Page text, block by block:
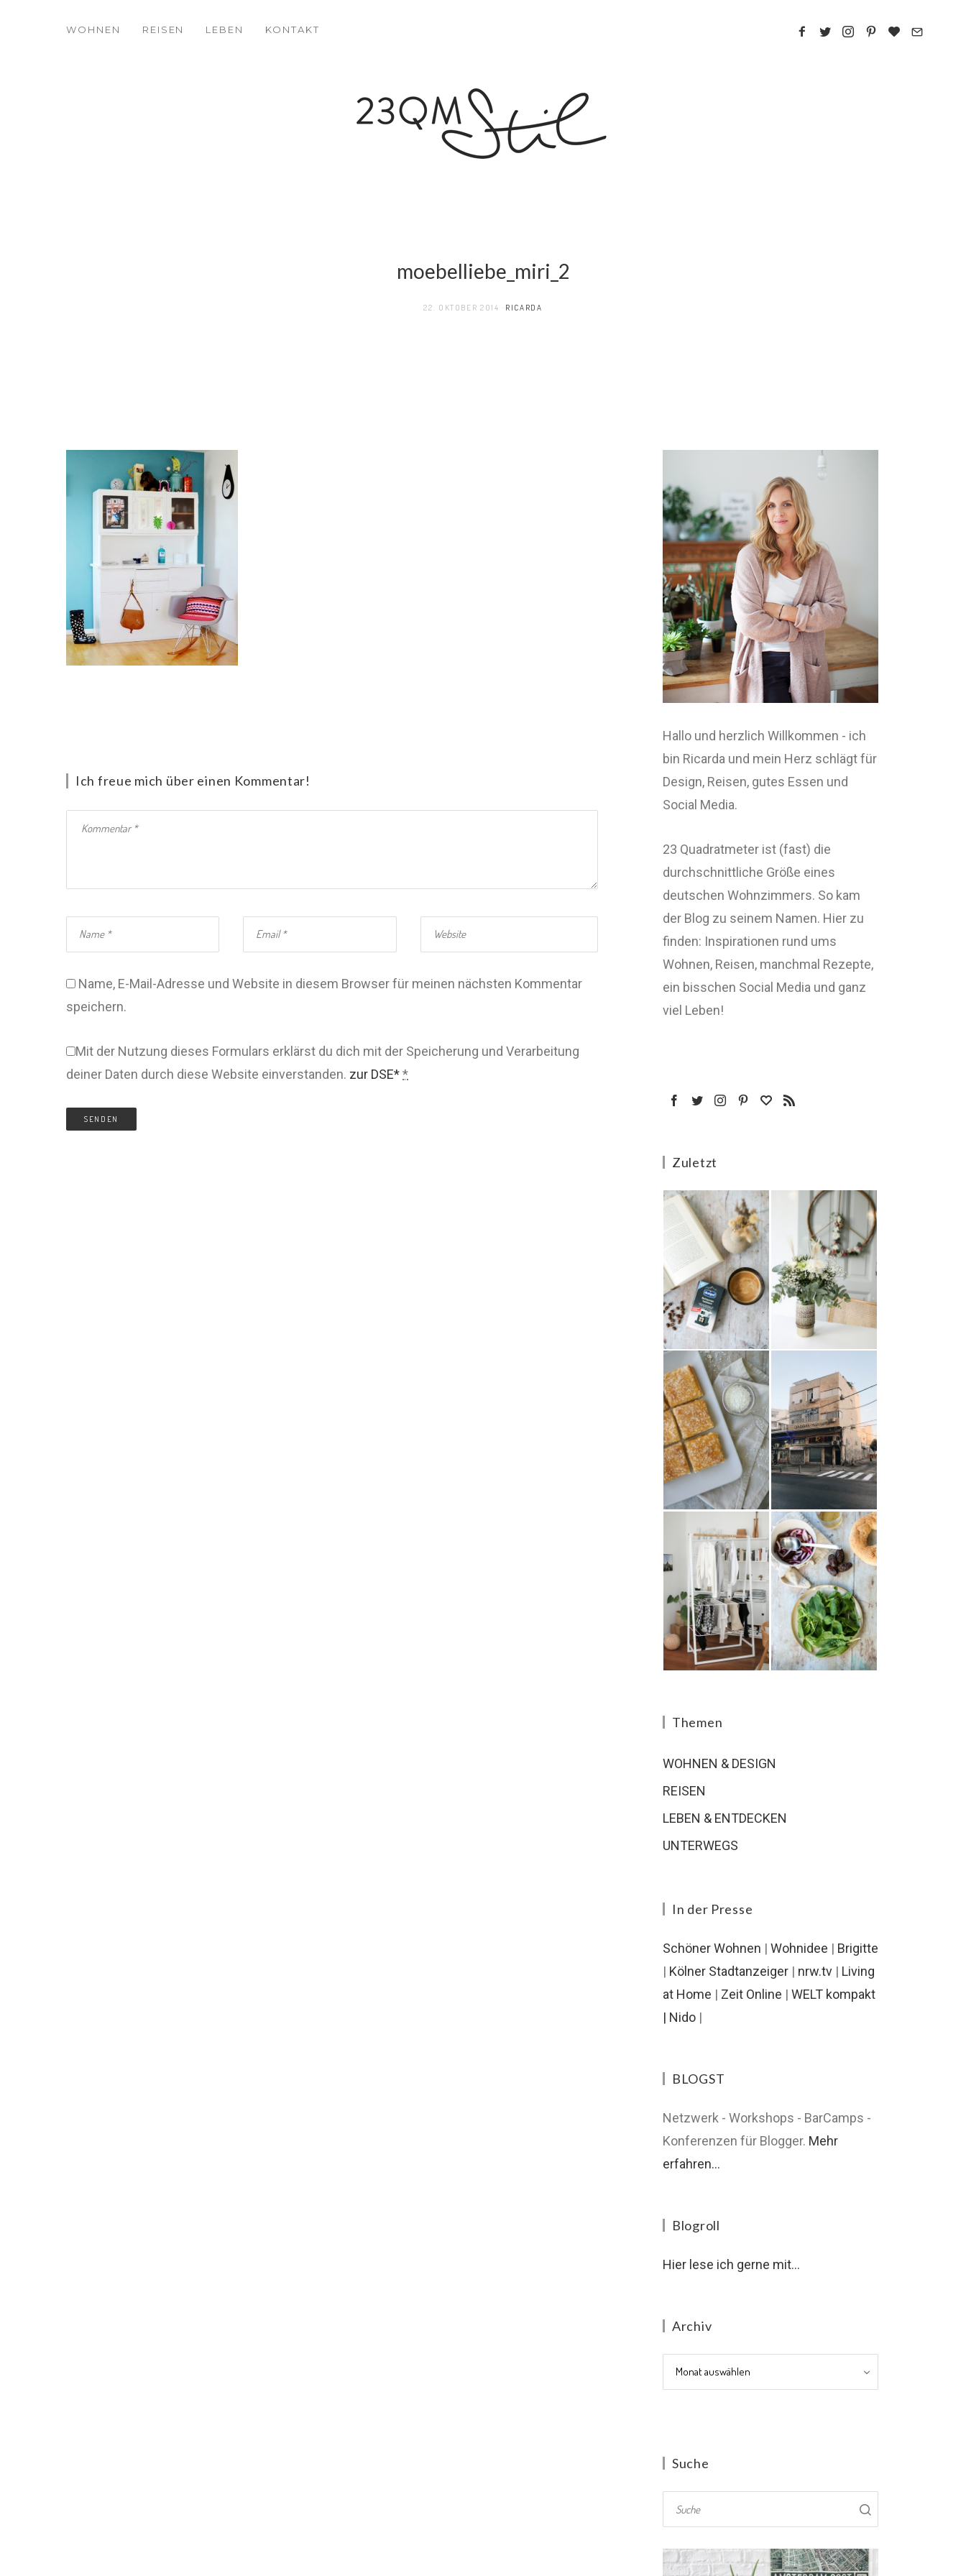
WOHNEN REISEN LEBEN KONTAKT
moebelliebe_miri_2
22. OKTOBER 2014 RICARDA
Ich freue mich über einen Kommentar!
Name, E-Mail-Adresse und Website in diesem Browser für meinen nächsten Kommentar
speichern.
Mit der Nutzung dieses Formulars erklärst du dich mit der Speicherung und Verarbeitung
deiner Daten durch diese Website einverstanden. zur DSE**
Hallo und herzlich Willkommen - ich
bin Ricarda und mein Herz schlägt für
Design, Reisen, gutes Essen und
Social Media.
23 Quadratmeter ist (fast) die
durchschnittliche Größe eines
deutschen Wohnzimmers. So kam
der Blog zu seinem Namen. Hier zu
finden: Inspirationen rund ums
Wohnen, Reisen, manchmal Rezepte,
ein bisschen Social Media und ganz
viel Leben!
Zuletzt
Themen
WOHNEN & DESIGN
REISEN
LEBEN & ENTDECKEN
UNTERWEGS
In der Presse
Schöner Wohnen | Wohnidee | Brigitte
| Kölner Stadtanzeiger | nrw.tv | Living
at Home | Zeit Online | WELT kompakt
| Nido |
BLOGST
Netzwerk - Workshops - BarCamps -
Konferenzen für Blogger. Mehr
erfahren...
Blogroll
Hier lese ich gerne mit...
Archiv
Archiv
Suche